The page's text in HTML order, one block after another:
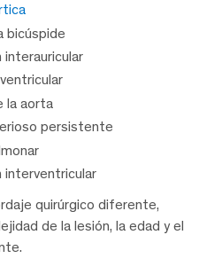
bicúspide
interauricular
la aorta
persistente
interventricular
quirúrgico diferente,
de la lesión, la edad y el